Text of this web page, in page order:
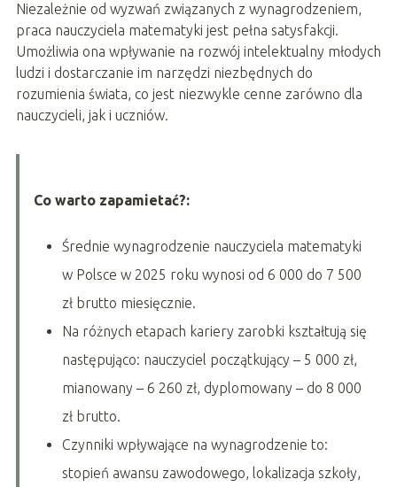
Niezależnie od wyzwań związanych z wynagrodzeniem,
praca nauczyciela matematyki jest pełna satysfakcji.
Umożliwia ona wpływanie na rozwój intelektualny młodych
ludzi i dostarczanie im narzędzi niezbędnych do
rozumienia świata, co jest niezwykle cenne zarówno dla
nauczycieli, jak i uczniów.
Co warto zapamietać?:
Średnie wynagrodzenie nauczyciela matematyki
w Polsce w 2025 roku wynosi od 6 000 do 7 500
zł brutto miesięcznie.
Na różnych etapach kariery zarobki kształtują się
następująco: nauczyciel początkujący – 5 000 zł,
mianowany – 6 260 zł, dyplomowany – do 8 000
zł brutto.
Czynniki wpływające na wynagrodzenie to:
stopień awansu zawodowego, lokalizacja szkoły,